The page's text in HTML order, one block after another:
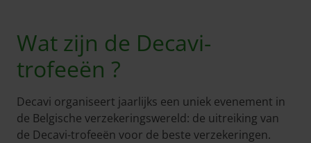
Wat zijn de Decavi-
trofeeën ?
Decavi organiseert jaarlijks een uniek evenement in
de Belgische verzekeringswereld: de uitreiking van
de Decavi-trofeeën voor de beste verzekeringen.